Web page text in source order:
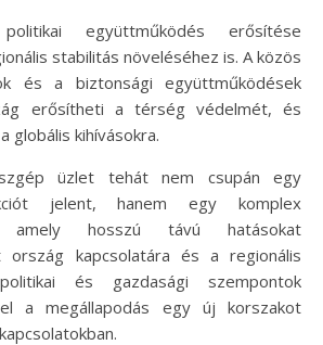
együttműködés erősítése
stabilitás növeléséhez is. A közös
és a biztonsági együttműködések
erősítheti a térség védelmét, és
globális kihívásokra.
üzlet tehát nem csupán egy
jelent, hanem egy komplex
amely hosszú távú hatásokat
ország kapcsolatára és a regionális
és gazdasági szempontok
a megállapodás egy új korszakot